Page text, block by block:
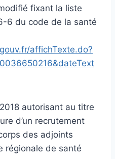
fixant la liste
6 du code de la santé
affichTexte.do?
autorisant au titre
d’un recrutement
des adjoints
régionale de santé